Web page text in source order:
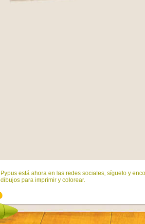
Pypus está ahora en las redes sociales, síguelo y
dibujos para imprimir y colorear.